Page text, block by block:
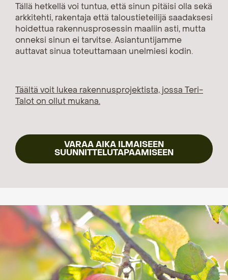
Tällä hetkellä voi tuntua, että sinun pitäisi olla sekä
arkkitehti, rakentaja että taloustieteilijä saadaksesi
hoidettua rakennusprosessin maaliin asti, mutta
onneksi sinun ei tarvitse. Asiantuntijamme
auttavat sinua toteuttamaan unelmiesi kodin.
Täältä voit lukea rakennusprojektista, jossa Teri-
Talot on ollut mukana.
VARAA AIKA ILMAISEEN
SUUNNITTELUTAPAAMISEEN